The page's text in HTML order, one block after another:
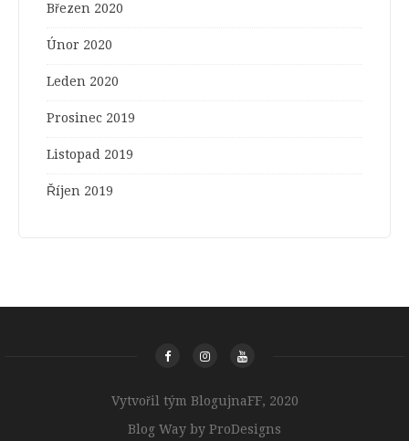
Březen 2020
Únor 2020
Leden 2020
Prosinec 2019
Listopad 2019
Říjen 2019
Vytvořil tým BlogujnaFF, 2020
Blog Way by ProDesigns